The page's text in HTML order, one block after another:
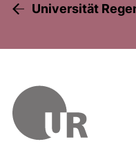
Universität